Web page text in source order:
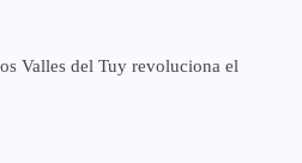
Valles del Tuy revoluciona el